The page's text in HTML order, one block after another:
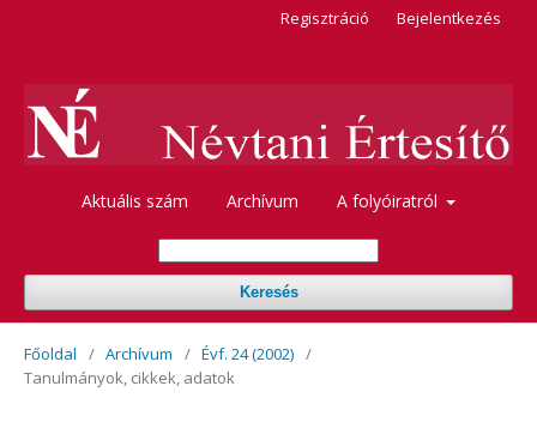
Aktuális szám Archívum A folyóiratról
Keresés
Regisztráció Bejelentkezés
Főoldal / Archívum / Évf. 24 (2002) /
Tanulmányok, cikkek, adatok